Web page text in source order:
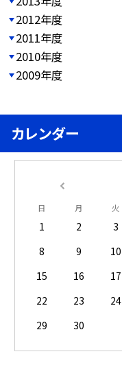
2012年度
2011年度
2010年度
2009年度
カレンダー
日 月 火
1 2 3
8
9 10
15
16 17
22
23 24
29
30